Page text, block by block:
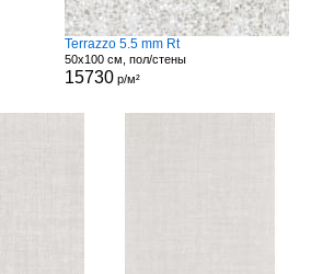
Terrazzo 5.5 mm Rt
50x100 см, пол/стены
15730 р/м²